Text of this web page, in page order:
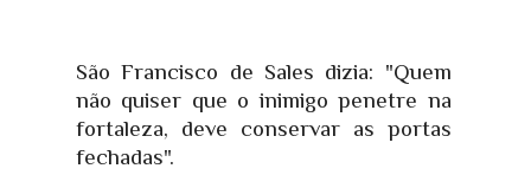
São Francisco de Sales dizia: "Quem
não quiser que o inimigo penetre na
fortaleza, deve conservar as portas
fechadas".